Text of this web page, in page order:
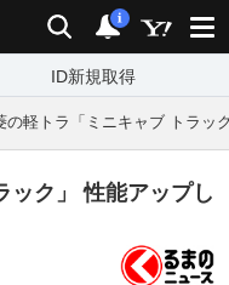
検索 通知
i
ID新規取得
の軽トラ「ミニキャブ トラッ
ック」 性能アップし